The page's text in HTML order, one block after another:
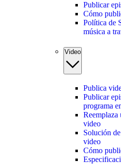
Publicar
Cómo
Política de
música a
Video
Publica
Publicar
programa
Reemplaza
video
Solución
video
Cómo